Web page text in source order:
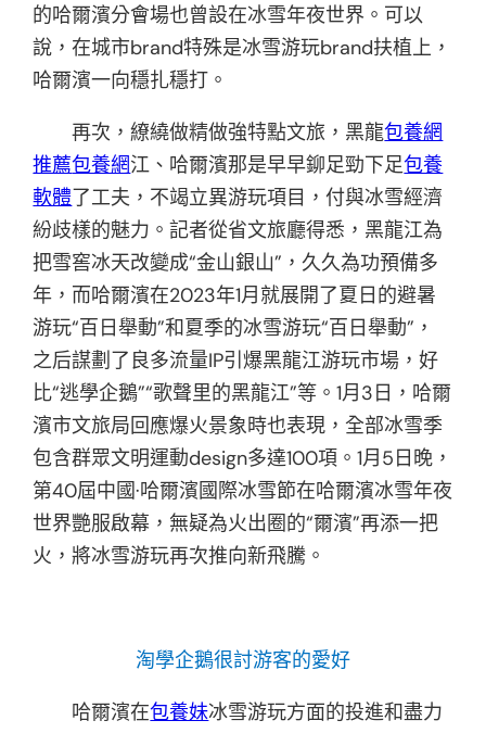
的哈爾濱分會場也曾設在冰雪年夜世界。可以
說，在城市brand特殊是冰雪游玩brand扶植上，
哈爾濱一向穩扎穩打。
再次，繚繞做精做強特點文旅，黑龍包養網
推薦包養網江、哈爾濱那是早早鉚足勁下足包養
軟體了工夫，不竭立異游玩項目，付與冰雪經濟
紛歧樣的魅力。記者從省文旅廳得悉，黑龍江為
把雪窖冰天改變成“金山銀山”，久久為功預備多
年，而哈爾濱在2023年1月就展開了夏日的避暑
游玩“百日舉動”和夏季的冰雪游玩“百日舉動”，
之后謀劃了良多流量IP引爆黑龍江游玩市場，好
比“逃學企鵝”“歌聲里的黑龍江”等。1月3日，哈爾
濱市文旅局回應爆火景象時也表現，全部冰雪季
包含群眾文明運動design多達100項。1月5日晚，
第40屆中國·哈爾濱國際冰雪節在哈爾濱冰雪年夜
世界艷服啟幕，無疑為火出圈的“爾濱”再添一把
火，將冰雪游玩再次推向新飛騰。
淘學企鵝很討游客的愛好
哈爾濱在包養妹冰雪游玩方面的投進和盡力